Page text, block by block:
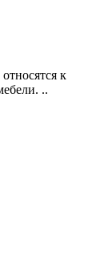
к
..